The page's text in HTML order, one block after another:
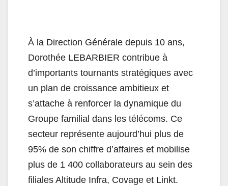
À la Direction Générale depuis 10 ans,
Dorothée LEBARBIER contribue à
d’importants tournants stratégiques avec
un plan de croissance ambitieux et
s’attache à renforcer la dynamique du
Groupe familial dans les télécoms. Ce
secteur représente aujourd’hui plus de
95% de son chiffre d’affaires et mobilise
plus de 1 400 collaborateurs au sein des
filiales Altitude Infra, Covage et Linkt.